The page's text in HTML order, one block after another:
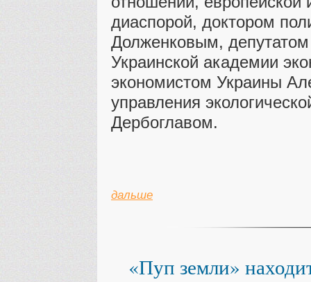
диаспорой, доктором
Долженковым, депутатом
Украинской академии
экономистом Украины
управления
Дербоглавом.
дальше
«Пуп земли»